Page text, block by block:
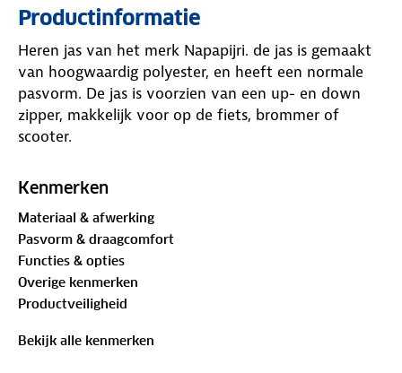
Productinformatie
Heren jas van het merk Napapijri. de jas is gemaakt
van hoogwaardig polyester, en heeft een normale
pasvorm. De jas is voorzien van een up- en down
zipper, makkelijk voor op de fiets, brommer of
scooter.
Kenmerken
Materiaal & afwerking
Pasvorm & draagcomfort
Functies & opties
Overige kenmerken
Productveiligheid
Bekijk alle kenmerken